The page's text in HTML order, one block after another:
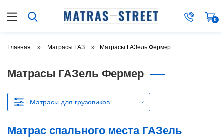
0
Главная Матрасы ГАЗ Матрасы ГАЗель Фермер
Матрасы ГАЗель Фермер
Матрасы для грузовиков
Матрас спального места ГАЗель